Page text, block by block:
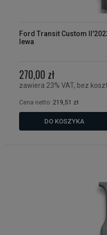
Ford Transit Custom
lewa
270,00 zł
zawiera 23% VAT, bez
Cena netto: 219,51 zł
DO KOSZYKA